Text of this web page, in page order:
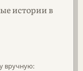
истории в
вручную: